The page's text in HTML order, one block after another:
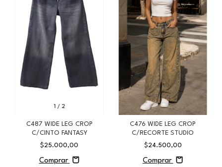
1 / 2
C487 WIDE LEG CROP
C/CINTO FANTASY
$25.000,00
Comprar
C476 WIDE LEG CROP
C/RECORTE STUDIO
$24.500,00
Comprar